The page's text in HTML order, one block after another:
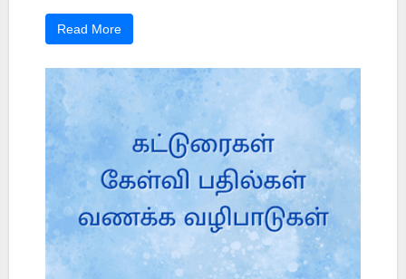
Read More